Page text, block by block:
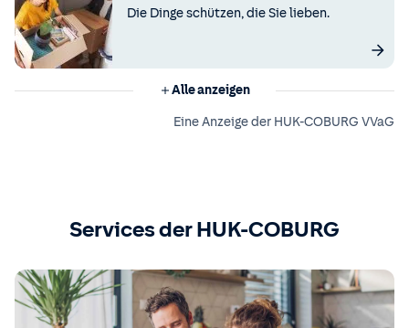
Die Dinge schützen, die Sie lieben.
Alle anzeigen
Eine Anzeige der HUK-COBURG VVaG
Services der HUK-COBURG